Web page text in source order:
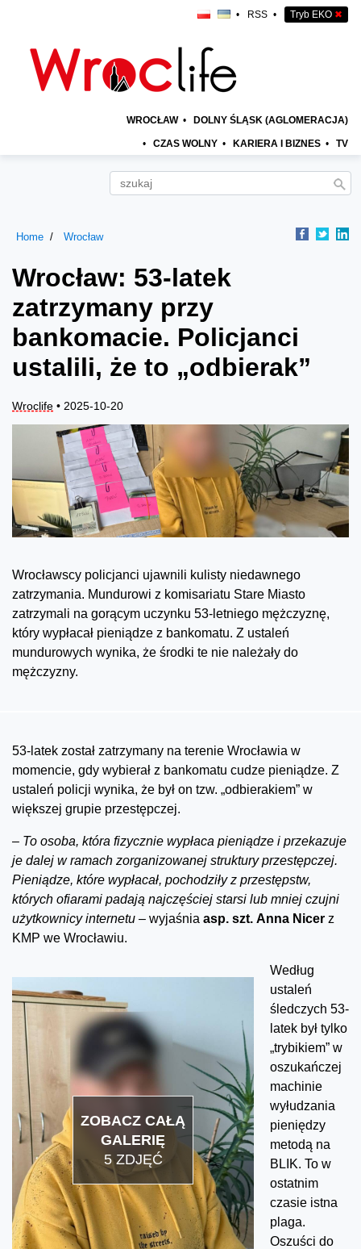
• RSS • Tryb EKO ✖
WROCŁAW • DOLNY ŚLĄSK (AGLOMERACJA)
• CZAS WOLNY • KARIERA I BIZNES • TV
Home Wrocław
Wrocław: 53-latek
zatrzymany przy
bankomacie. Policjanci
ustalili, że to „odbierak”
Wroclife • 2025-10-20
Wrocławscy policjanci ujawnili kulisty niedawnego
zatrzymania. Mundurowi z komisariatu Stare Miasto
zatrzymali na gorącym uczynku 53-letniego mężczyznę,
który wypłacał pieniądze z bankomatu. Z ustaleń
mundurowych wynika, że środki te nie należały do
mężczyzny.
53-latek został zatrzymany na terenie Wrocławia w
momencie, gdy wybierał z bankomatu cudze pieniądze. Z
ustaleń policji wynika, że był on tzw. „odbierakiem” w
większej grupie przestępczej.
– To osoba, która fizycznie wypłaca pieniądze i przekazuje
je dalej w ramach zorganizowanej struktury przestępczej.
Pieniądze, które wypłacał, pochodziły z przestępstw,
których ofiarami padają najczęściej starsi lub mniej czujni
użytkownicy internetu – wyjaśnia asp. szt. Anna Nicer z
KMP we Wrocławiu.
ZOBACZ CAŁĄ
GALERIĘ
5 ZDJĘĆ
Według
ustaleń
śledczych 53-
latek był tylko
„trybikiem” w
oszukańczej
machinie
wyłudzania
pieniędzy
metodą na
BLIK. To w
ostatnim
czasie istna
plaga.
Oszuści do